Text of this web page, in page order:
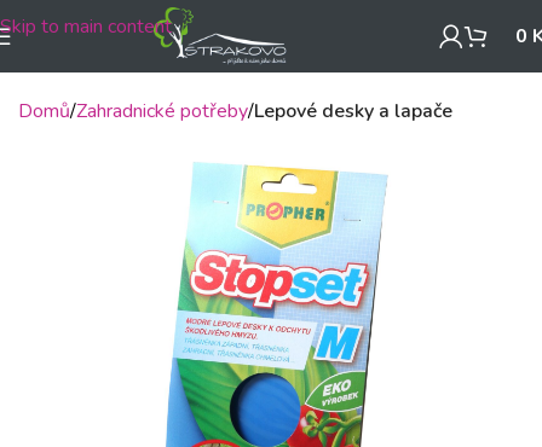
Skip to main content 0
Domů Zahradnické potřeby Lepové desky a lapače